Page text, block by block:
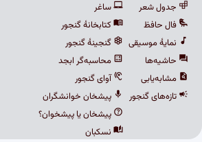
جدول شعر
فال حافظ
نمایهٔ موسیقی
حاشیه‌ها
مشابه‌یابی
تازه‌های گنجور
ساغر
کتابخانهٔ گنجور
گنجینهٔ گنجور
محاسبه‌گر ابجد
آوای گنجور
پیشخان خوانشگران
پیشخان یا پیشخوان؟
نسکبان